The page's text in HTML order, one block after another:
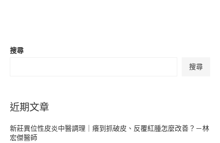
搜尋
搜尋
近期文章
新莊異位性皮炎中醫調理｜癢到抓破皮、反覆紅腫怎麼改善？－林
宏傑醫師